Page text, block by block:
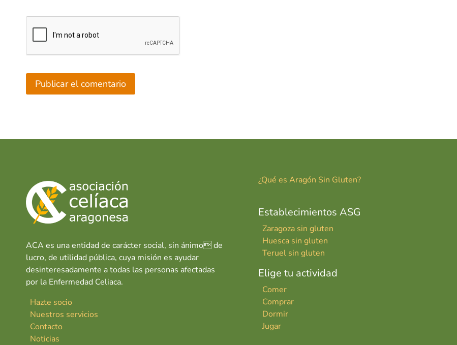
ACA es una entidad de carácter social, sin ánimo de
lucro, de utilidad pública, cuya misión es ayudar
desinteresadamente a todas las personas afectadas
por la Enfermedad Celiaca.
Hazte socio
Nuestros servicios
Contacto
Noticias
¿Qué es Aragón Sin Gluten?
Establecimientos ASG
Zaragoza sin gluten
Huesca sin gluten
Teruel sin gluten
Elige tu actividad
Comer
Comprar
Dormir
Jugar